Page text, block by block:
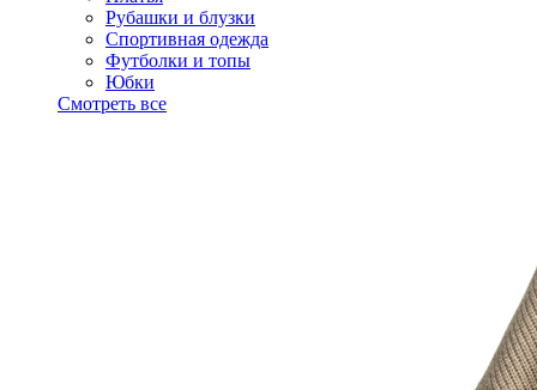
Рубашки и блузки
Спортивная одежда
Футболки и топы
Юбки
Смотреть все